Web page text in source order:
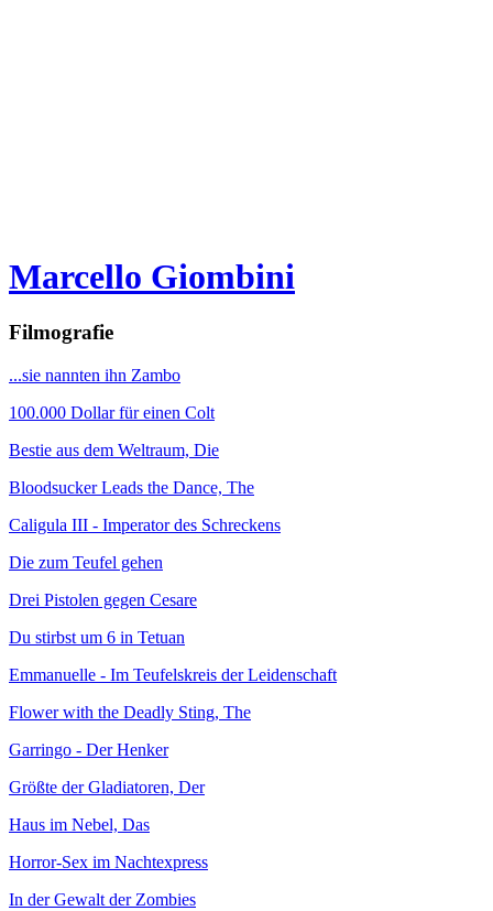
Marcello Giombini
Filmografie
...sie nannten ihn Zambo
100.000 Dollar für einen Colt
Bestie aus dem Weltraum, Die
Bloodsucker Leads the Dance, The
Caligula III - Imperator des Schreckens
Die zum Teufel gehen
Drei Pistolen gegen Cesare
Du stirbst um 6 in Tetuan
Emmanuelle - Im Teufelskreis der Leidenschaft
Flower with the Deadly Sting, The
Garringo - Der Henker
Größte der Gladiatoren, Der
Haus im Nebel, Das
Horror-Sex im Nachtexpress
In der Gewalt der Zombies